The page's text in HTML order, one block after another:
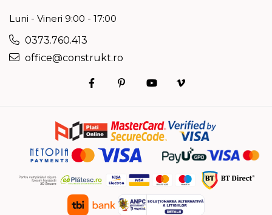
Luni - Vineri 9:00 - 17:00
0373.760.413
office@construkt.ro